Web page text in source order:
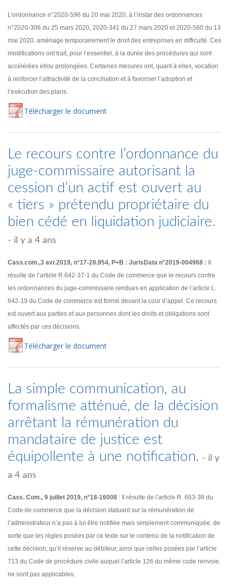
L’ordonnance n°2020-596 du 20 mai 2020, à l’instar des ordonnances
n°2020-306 du 25 mars 2020, 2020-341 du 27 mars 2020 et 2020-560 du 13
mai 2020, aménage temporairement le droit des entreprises en difficulté. Ces
modifications ont trait, pour l’essentiel, à la durée des procédures qui sont
accélérées et/ou prolongées. Certaines mesures ont, quant à elles, vocation
à renforcer l’attractivité de la conciliation et à favoriser l’adoption et
l’exécution des plans.
Télécharger le document
Le recours contre l’ordonnance du
juge-commissaire autorisant la
cession d’un actif est ouvert au
« tiers » prétendu propriétaire du
bien cédé en liquidation judiciaire.
- il y a 4 ans
Cass.com.,3 avr.2019, n°17-28.954, P+B : JurisData n°2019-004968 :
résulte de l’article R.642-37-1 du Code de commerce que le recours contre
les ordonnances du juge-commissaire rendues en application de l’article L.
642-19 du Code de commerce est formé devant la cour d’appel. Ce recours
est ouvert aux parties et aux personnes dont les droits et obligations sont
affectés par ces décisions.
Télécharger le document
La simple communication, au
formalisme atténué, de la décision
arrêtant la rémunération du
mandataire de justice est
équipollente à une notification. - il y
a 4 ans
Cass. Com., 9 juillet 2019, n°18-16008 : Il résulte de l’article R. 663-38 du
Code de commerce que la décision statuant sur la rémunération de
l’administrateur n’a pas à lui être notifiée mais simplement communiquée, de
sorte que les règles posées par ce texte sur le contenu de la notification de
cette décision, qu’il réserve au débiteur, ainsi que celles posées par l’article
713 du Code de procédure civile auquel l’article 126 du même code renvoie,
ne sont pas applicables.